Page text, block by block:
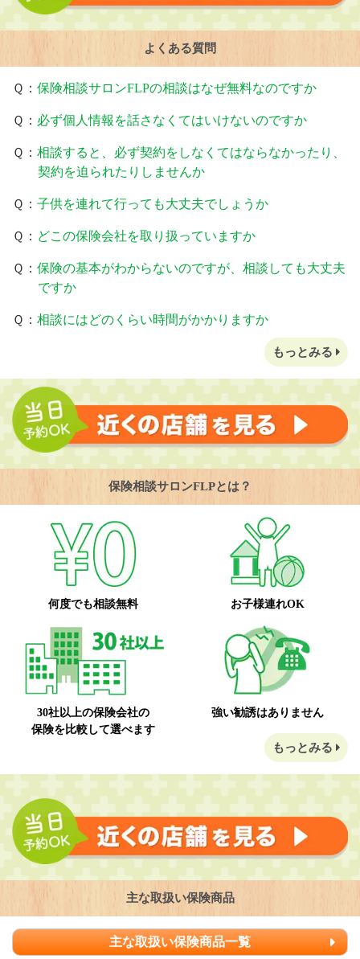
よくある質問
Ｑ： 保険相談サロンFLPの相談はなぜ無料なのですか
Ｑ： 必ず個人情報を話さなくてはいけないのですか
Ｑ： 相談すると、必ず契約をしなくてはならなかったり、
契約を迫られたりしませんか
Ｑ： 子供を連れて行っても大丈夫でしょうか
Ｑ： どこの保険会社を取り扱っていますか
Ｑ： 保険の基本がわからないのですが、相談しても大丈夫
ですか
Ｑ： 相談にはどのくらい時間がかかりますか
もっとみる
保険相談サロンFLPとは？
何度でも相談無料 お子様連れOK
30社以上の保険会社の
保険を比較して選べます
強い勧誘はありません
もっとみる
主な取扱い保険商品
主な取扱い保険商品一覧